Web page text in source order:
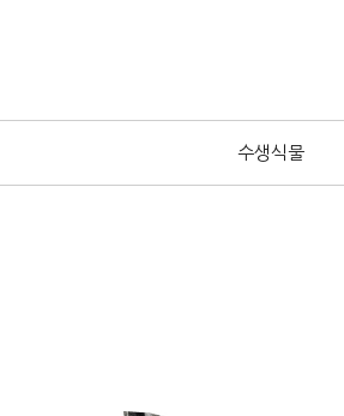
수생식물